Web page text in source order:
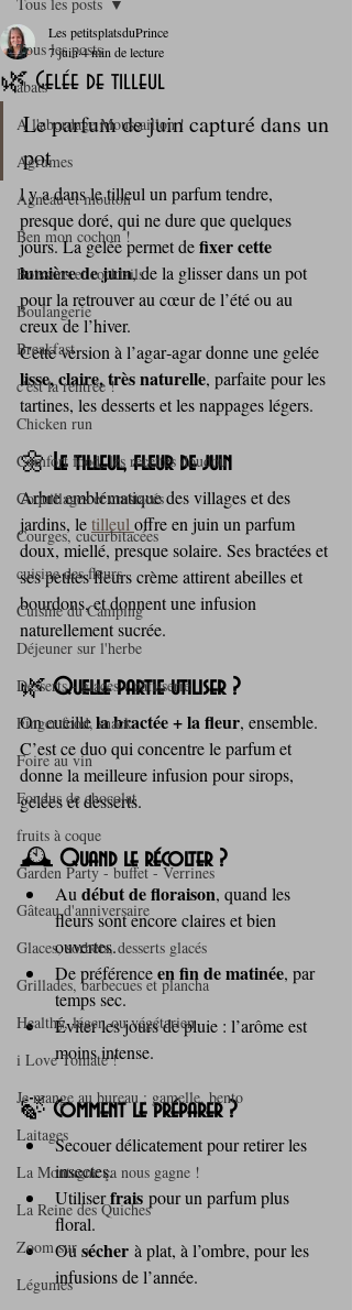
Tous les posts
abats
A l'abordage Moussaillon !
Agrumes
Agneau et mouton
Ben mon cochon !
Boissons et cocktails
Boulangerie
Breakfast
c'est la rentrée !
Chicken run
Comfort food, les recettes doudou
Coquillages et crustacés
Courges, cucurbitacées
cuisine des fleurs
Cuisine du Camping
Déjeuner sur l'herbe
Desserts - glaces - pâtisserie
Finger food, snack
Foire au vin
Fondus de chocolat
fruits à coque
Garden Party - buffet - Verrines
Gâteau d'anniversaire
Glaces, sorbets, desserts glacés
Grillades, barbecues et plancha
Healthy, léger, ou végétarien
i Love Tomate !
Je mange au bureau : gamelle, bento
Laitages
La Montagne ça nous gagne !
La Reine des Quiches
Zoom sur ...
Légumes
🌿 Gelée de tilleul
Les petitsplatsduPrince
7 juin4 min de lecture
Le parfum de juin capturé dans un
pot
l y a dans le tilleul un parfum tendre,
presque doré, qui ne dure que quelques
jours. La gelée permet de fixer cette
lumière de juin, de la glisser dans un pot
pour la retrouver au cœur de l’été ou au
creux de l’hiver.
Cette version à l’agar‑agar donne une gelée
lisse, claire, très naturelle, parfaite pour les
tartines, les desserts et les nappages légers.
🌼 Le tilleul, fleur de juin
Arbre emblématique des villages et des
jardins, le tilleul offre en juin un parfum
doux, miellé, presque solaire. Ses bractées et
ses petites fleurs crème attirent abeilles et
bourdons, et donnent une infusion
naturellement sucrée.
🌿 Quelle partie utiliser ?
On cueille la bractée + la fleur, ensemble.
C’est ce duo qui concentre le parfum et
donne la meilleure infusion pour sirops,
gelées et desserts.
🕰️ Quand le récolter ?
Au début de floraison, quand les
fleurs sont encore claires et bien
ouvertes.
De préférence en fin de matinée, par
temps sec.
Éviter les jours de pluie : l’arôme est
moins intense.
🍃 Comment le préparer ?
Secouer délicatement pour retirer les
insectes.
Utiliser frais pour un parfum plus
floral.
Ou sécher à plat, à l’ombre, pour les
infusions de l’année.